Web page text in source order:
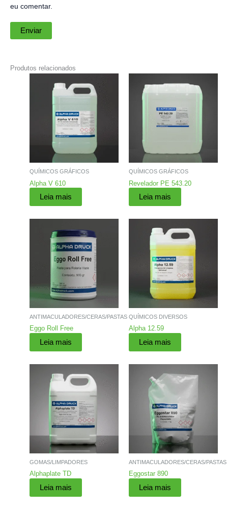
eu comentar.
Produtos relacionados
QUÍMICOS GRÁFICOS
Alpha V 610
Leia mais
QUÍMICOS GRÁFICOS
Revelador PE 543.20
Leia mais
ANTIMACULADORES/CERAS/PASTAS
Eggo Roll Free
Leia mais
QUÍMICOS DIVERSOS
Alpha 12.59
Leia mais
GOMAS/LIMPADORES
Alphaplate TD
Leia mais
ANTIMACULADORES/CERAS/PASTAS
Eggostar 890
Leia mais